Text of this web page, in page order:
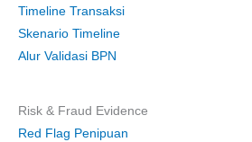
Timeline Transaksi
Skenario Timeline
Alur Validasi BPN
Risk & Fraud Evidence
Red Flag Penipuan